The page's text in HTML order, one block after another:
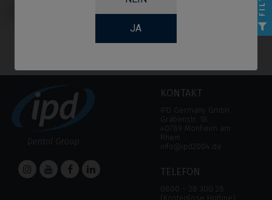
JA
kompatibel mit Phibo® TSH®
KONTAKT
IPD Germany GmbH
Grabenstr. 18
40789 Monheim am
Rhein
info@ipd2004.de
TELEFON
0800 – 28 300 28
(Kostenlose Hotline)